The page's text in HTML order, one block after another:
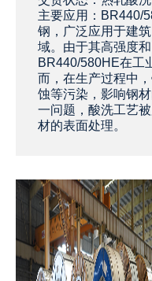
主要应用：BR440/
钢，广泛应用于建
域。由于其高强度
BR440/580HE在工
而，在生产过程中
蚀等污染，影响钢
一问题，酸洗工艺
材的表面处理。